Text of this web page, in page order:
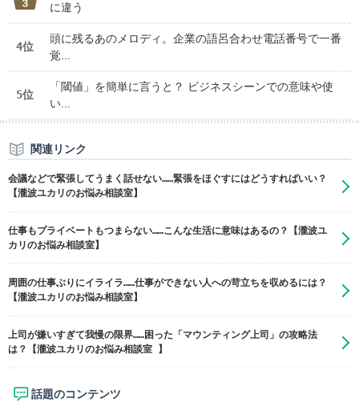
に違う
4位
頭に残るあのメロディ。企業の語呂合わせ電話番号で一番
覚...
5位
「閾値」を簡単に言うと？ ビジネスシーンでの意味や使
い...
関連リンク
会議などで緊張してうまく話せない……緊張をほぐすにはどうすればいい？
【瀧波ユカリのお悩み相談室】
仕事もプライベートもつまらない……こんな生活に意味はあるの？【瀧波ユ
カリのお悩み相談室】
周囲の仕事ぶりにイライラ……仕事ができない人への苛立ちを収めるには？
【瀧波ユカリのお悩み相談室】
上司が嫌いすぎて我慢の限界……困った「マウンティング上司」の攻略法
は？【瀧波ユカリのお悩み相談室 】
話題のコンテンツ